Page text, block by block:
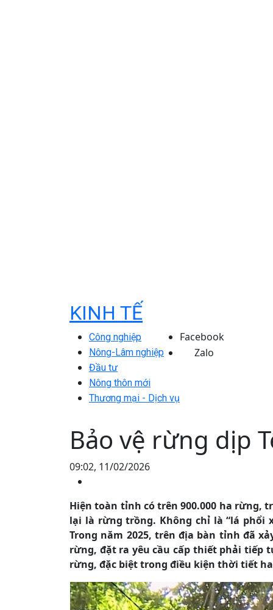
KINH TẾ
Công nghiệp
Nông-Lâm nghiệp
Đầu tư
Nông thôn mới
Thương mại - Dịch vụ
Facebook
Zalo
Bảo vệ rừng dịp
09:02, 11/02/2026
Hiện toàn tỉnh có trên 900.000 ha rừng,
lại là rừng trồng. Không chỉ là “lá phổi
Trong năm 2025, trên địa bàn tỉnh đã
rừng, đặt ra yêu cầu cấp thiết phải tiếp
rừng, đặc biệt trong điều kiện thời tiết